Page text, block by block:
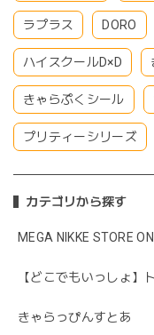
ラプラス DORO
ハイスクールD×D
きゃらぷくシール
プリティーシリーズ
カテゴリから探す
MEGA NIKKE STORE
【どこでもいっしょ
きゃらっぴんすとあ